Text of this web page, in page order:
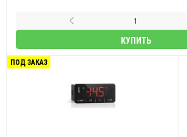
КУПИТЬ
ПОД ЗАКАЗ